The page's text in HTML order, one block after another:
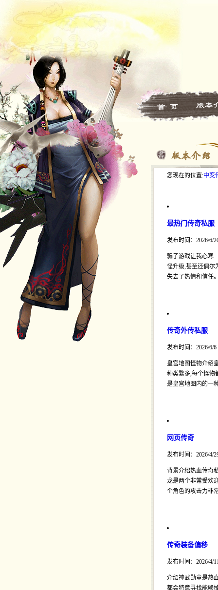
您现在的位置:中变
最热门传奇私服
发布时间：2026/6/
骗子游戏让我心寒
怪升级,甚至还偶尔
失去了热情和信
传奇外传私服
发布时间：2026/6/6
皇宫地图怪物介绍
种类繁多,每个怪物
是皇宫地图内的一
网页传奇
发布时间：2026/4/
背景介绍热血传奇
龙是两个非常受欢
个角色的攻击力非
传奇装备偏移
发布时间：2026/4/
介绍神武勋章是热
都会特意寻找能够